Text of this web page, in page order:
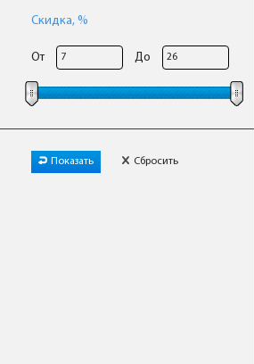
Скидка, %
От До
Показать Сбросить